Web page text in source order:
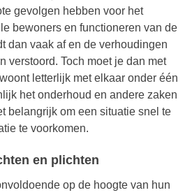
gevolgen hebben voor het
bewoners en functioneren van de
dan vaak af en de verhoudingen
verstoord. Toch moet je dan met
letterlijk met elkaar onder één
het onderhoud en andere zaken
belangrijk om een situatie snel te
te voorkomen.
en plichten
op de hoogte van hun